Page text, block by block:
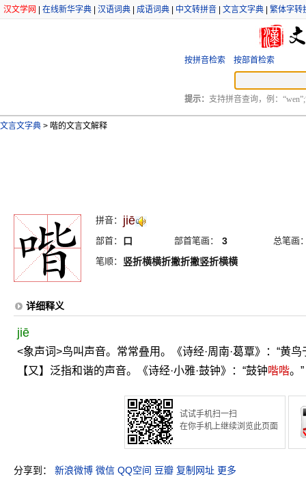
汉文学网 在线新华字典 汉语词典 成语词典 中文转拼音 文言文字典 繁体字转
按拼音检索 按部首检索
提示： 支持拼音查询，例：
文言文字典 > 喈的文言文解释
拼音： jiē
部首： 口 部首笔画： 3
总笔画
笔顺：
竖折横横折撇折撇竖折横横
详细释义
jiē
<象声词>鸟叫声音。常常叠用。《诗经·周南·葛覃》：“黄
【又】泛指和谐的声音。《诗经·小雅·鼓钟》：“鼓钟喈喈。”
试试手机扫一扫
在你手机上继续浏览此页面
分享到： 新浪微博 微信 QQ空间 豆瓣 复制网址 更多